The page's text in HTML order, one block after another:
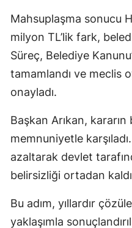
Mahsuplaşma sonucu
milyon TL’lik fark,
Süreç, Belediye
tamamlandı ve meclis
onayladı.
Başkan Arıkan, kararın
memnuniyetle
azaltarak devlet
belirsizliği ortadan
Bu adım, yıllardır
yaklaşımla